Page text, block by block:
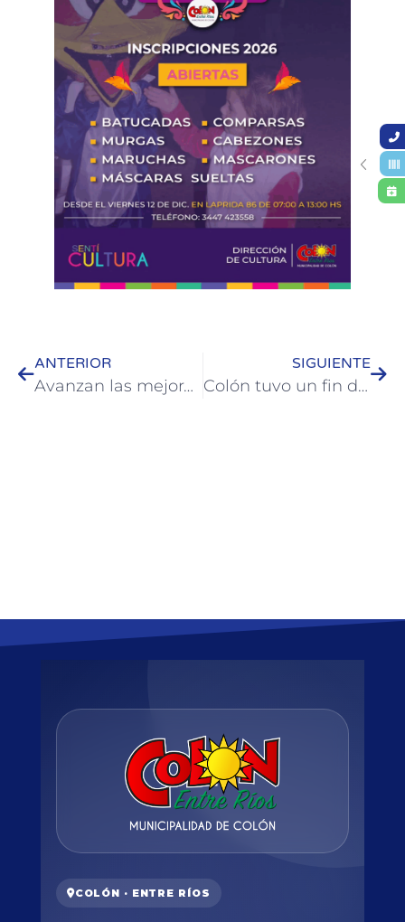
ANTERIOR
Avanzan las mejoras integrales en el Parque Quirós: renovación de juegos, veredas y equipamiento urbano
SIGUIENTE
Colón tuvo un fin de semana largo con buena actividad turística y expectativas positivas para el verano
COLÓN · ENTRE RÍOS